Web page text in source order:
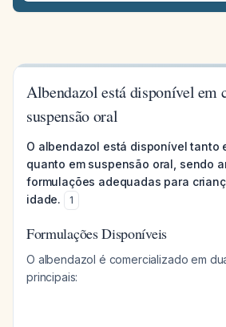
Albendazol está disponível em
suspensão oral
O albendazol está disponível tanto
quanto em suspensão oral, sendo
formulações adequadas para
idade.
1
Formulações Disponíveis
O albendazol é comercializado em
principais: